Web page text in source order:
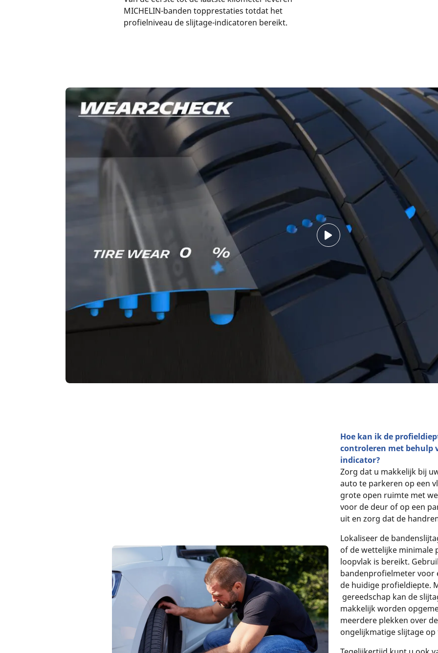
MICHELIN-banden topprestaties totdat het
profielniveau de slijtage-indicatoren bereikt.
Hoe kan ik de
controleren met behulp
indicator?
Zorg dat u makkelijk bij
auto te parkeren op een
grote open ruimte met
voor de deur of op een
uit en zorg dat de
Lokaliseer de
of de wettelijke minimale
loopvlak is bereikt.
bandenprofielmeter voor
de huidige profieldiepte.
gereedschap kan de
makkelijk worden
meerdere plekken over
ongelijkmatige slijtage